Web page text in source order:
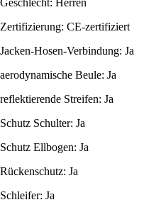
Geschlecht: Herren
Zertifizierung: CE-zertifiziert
Jacken-Hosen-Verbindung: Ja
aerodynamische Beule: Ja
reflektierende Streifen: Ja
Schutz Schulter: Ja
Schutz Ellbogen: Ja
Rückenschutz: Ja
Schleifer: Ja